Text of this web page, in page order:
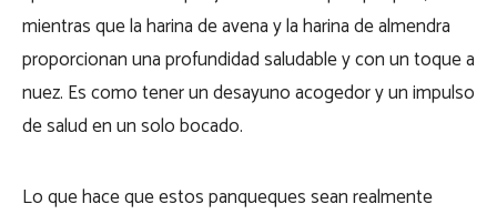
mientras que la harina de avena y la harina de almendra
proporcionan una profundidad saludable y con un toque a
nuez. Es como tener un desayuno acogedor y un impulso
de salud en un solo bocado.
Lo que hace que estos panqueques sean realmente